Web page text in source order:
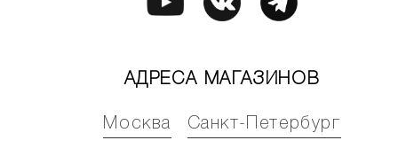
АДРЕСА МАГАЗИНОВ
Москва Санкт-Петербург